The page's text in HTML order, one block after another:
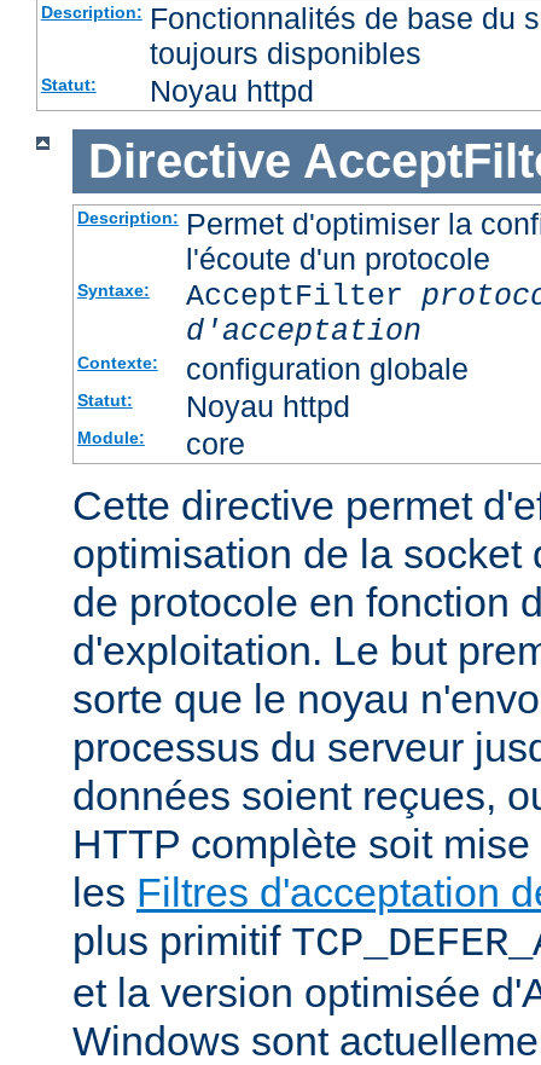
Description: Fonctionnalités de base du
toujours disponibles
Statut: Noyau httpd
Directive
Description: Permet d'optimiser la
l'écoute d'un protocole
Syntaxe: AcceptFilter
d'acceptation
Contexte: configuration globale
Statut: Noyau httpd
Module: core
Cette directive permet
optimisation de la socket
de protocole en fonction
d'exploitation. Le but
sorte que le noyau
processus du serveur
données soient reçues,
HTTP complète soit
les Filtres d'acceptation
plus primitif
et la version optimisée
Windows sont